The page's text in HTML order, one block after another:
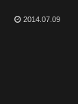
2014.07.09